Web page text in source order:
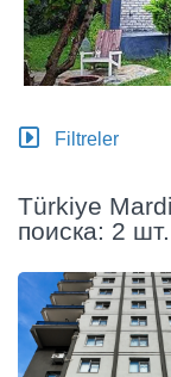
Filtreler
Türkiye
поиска: 2